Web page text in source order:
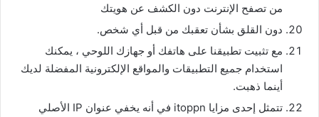
من تصفح الإنترنت دون الكشف عن هويتك
دون القلق بشأن تعقبك من قبل أي شخص.
مع تثبيت تطبيقنا على هاتفك أو جهازك اللوحي ، يمكنك
استخدام جميع التطبيقات والمواقع الإلكترونية المفضلة لديك
أينما ذهبت.
تتمثل إحدى مزايا itoppn في أنه يخفي عنوان IP الأصلي